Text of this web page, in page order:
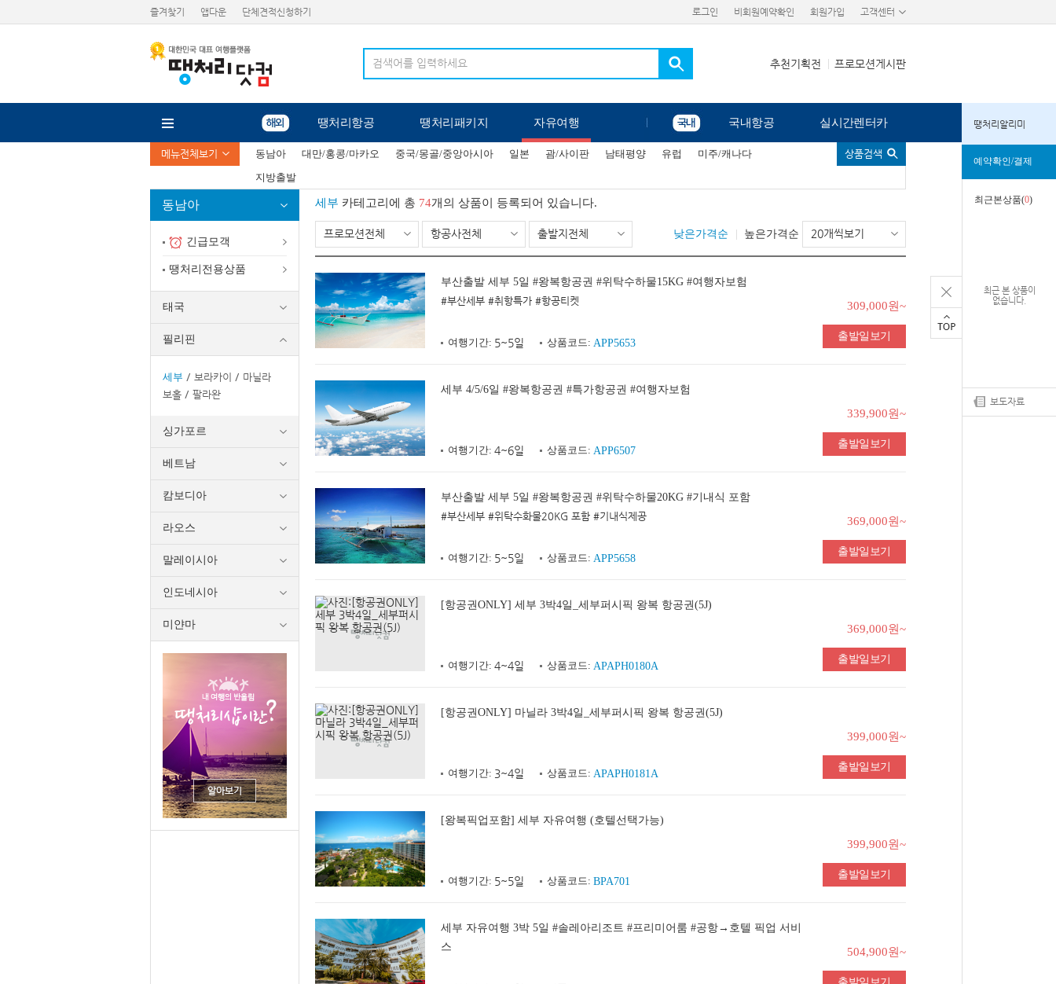
즐겨찾기 앱다운 단체견적신청하기 로그인 비회원예약확인 회원가입 고객센터
추천기획전 프로모션게시판
땡처리항공 땡처리패키지 자유여행 국내항공 실시간렌터카
메뉴전체보기 동남아 대만/홍콩/마카오 중국/몽골/중앙아시아 일본 괌/사이판 남태평양 유럽
미주/캐나다
지방출발
상품검색
동남아
긴급모객
땡처리전용상품
태국
필리핀
세부 보라카이
마닐라
보홀
팔라완
싱가포르
베트남
캄보디아
라오스
말레이시아
인도네시아
미얀마
세부 카테고리에 총 74개의 상품이 등록되어 있습니다.
프로모션전체 항공사전체 출발지전체 낮은가격순 높은가격순 20개씩보기
부산출발 세부 5일 #왕복항공권 #위탁수하물15KG #여행자보험
#부산세부 #취항특가 #항공티켓
여행기간: 5~5일 상품코드: APP5653
309,000원~
출발일보기
세부 4/5/6일 #왕복항공권 #특가항공권 #여행자보험
여행기간: 4~6일 상품코드: APP6507
339,900원~
출발일보기
부산출발 세부 5일 #왕복항공권 #위탁수하물20KG #기내식 포함
#부산세부 #위탁수화물20KG 포함 #기내식제공
여행기간: 5~5일 상품코드: APP5658
369,000원~
출발일보기
[항공권ONLY] 세부 3박4일_세부퍼시픽 왕복 항공권(5J)
여행기간: 4~4일 상품코드: APAPH0180A
369,000원~
출발일보기
[항공권ONLY] 마닐라 3박4일_세부퍼시픽 왕복 항공권(5J)
여행기간: 3~4일 상품코드: APAPH0181A
399,000원~
출발일보기
[왕복픽업포함] 세부 자유여행 (호텔선택가능)
여행기간: 5~5일 상품코드: BPA701
399,900원~
출발일보기
세부 자유여행 3박 5일 #솔레아리조트 #프리미어룸 #공항→호텔 픽업 서비
스
504,900원~
땡처리알리미
예약확인/결제
최근본상품(0)
최근 본 상품이
없습니다.
보도자료